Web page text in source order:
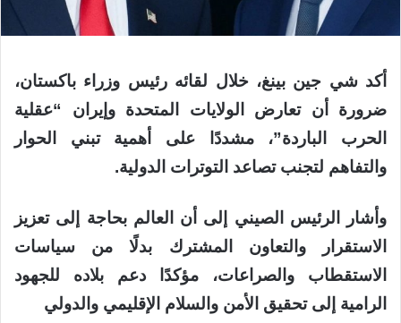
أكد شي جين بينغ، خلال لقائه رئيس وزراء باكستان،
ضرورة أن تعارض الولايات المتحدة وإيران “عقلية
الحرب الباردة”، مشددًا على أهمية تبني الحوار
والتفاهم لتجنب تصاعد التوترات الدولية.
وأشار الرئيس الصيني إلى أن العالم بحاجة إلى تعزيز
الاستقرار والتعاون المشترك بدلًا من سياسات
الاستقطاب والصراعات، مؤكدًا دعم بلاده للجهود
الرامية إلى تحقيق الأمن والسلام الإقليمي والدولي